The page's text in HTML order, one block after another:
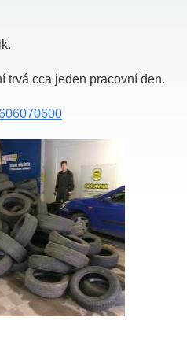
trvá cca jeden pracovní den.